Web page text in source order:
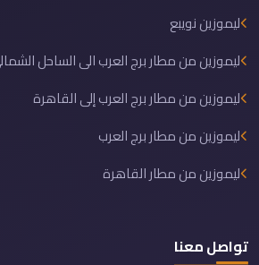
ليموزين نويبع
ليموزين من مطار برج العرب الى الساحل الشمالي
ليموزين من مطار برج العرب إلى القاهرة
ليموزين من مطار برج العرب
ليموزين من مطار القاهرة
تواصل معنا